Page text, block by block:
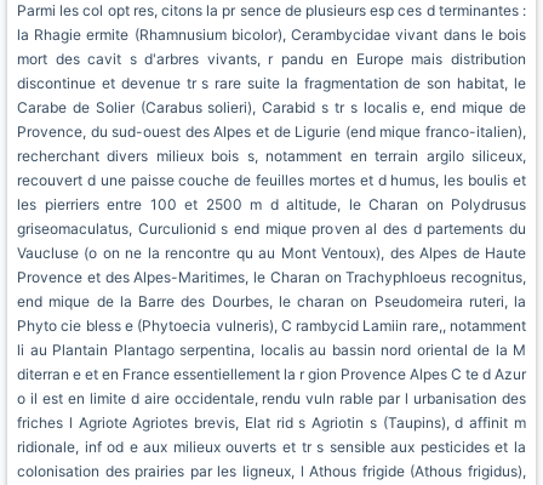
Parmi les col opt res, citons la pr sence de plusieurs esp ces d terminantes :
la Rhagie ermite (Rhamnusium bicolor), Cerambycidae vivant dans le bois
mort des cavit s d'arbres vivants, r pandu en Europe mais distribution
discontinue et devenue tr s rare suite la fragmentation de son habitat, le
Carabe de Solier (Carabus solieri), Carabid s tr s localis e, end mique de
Provence, du sud-ouest des Alpes et de Ligurie (end mique franco-italien),
recherchant divers milieux bois s, notamment en terrain argilo siliceux,
recouvert d une paisse couche de feuilles mortes et d humus, les boulis et
les pierriers entre 100 et 2500 m d altitude, le Charan on Polydrusus
griseomaculatus, Curculionid s end mique proven al des d partements du
Vaucluse (o on ne la rencontre qu au Mont Ventoux), des Alpes de Haute
Provence et des Alpes-Maritimes, le Charan on Trachyphloeus recognitus,
end mique de la Barre des Dourbes, le charan on Pseudomeira ruteri, la
Phyto cie bless e (Phytoecia vulneris), C rambycid Lamiin rare,, notamment
li au Plantain Plantago serpentina, localis au bassin nord oriental de la M
diterran e et en France essentiellement la r gion Provence Alpes C te d Azur
o il est en limite d aire occidentale, rendu vuln rable par l urbanisation des
friches l Agriote Agriotes brevis, Elat rid s Agriotin s (Taupins), d affinit m
ridionale, inf od e aux milieux ouverts et tr s sensible aux pesticides et la
colonisation des prairies par les ligneux, l Athous frigide (Athous frigidus),